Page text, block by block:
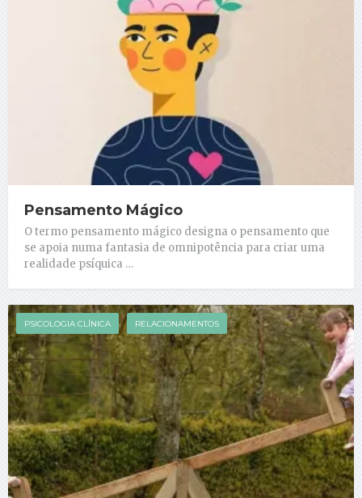
Pensamento Mágico
O termo pensamento mágico designa o pensamento que
se apoia numa fantasia de omnipotência para criar uma
realidade psíquica …
PSICOLOGIA CLÍNICA RELACIONAMENTOS